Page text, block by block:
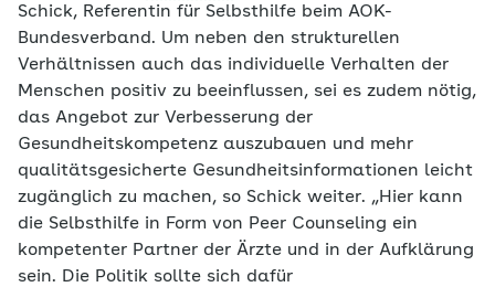
Schick, Referentin für Selbsthilfe beim AOK-
Bundesverband. Um neben den strukturellen
Verhältnissen auch das individuelle Verhalten der
Menschen positiv zu beeinflussen, sei es zudem nötig,
das Angebot zur Verbesserung der
Gesundheitskompetenz auszubauen und mehr
qualitätsgesicherte Gesundheitsinformationen leicht
zugänglich zu machen, so Schick weiter. „Hier kann
die Selbsthilfe in Form von Peer Counseling ein
kompetenter Partner der Ärzte und in der Aufklärung
sein. Die Politik sollte sich dafür